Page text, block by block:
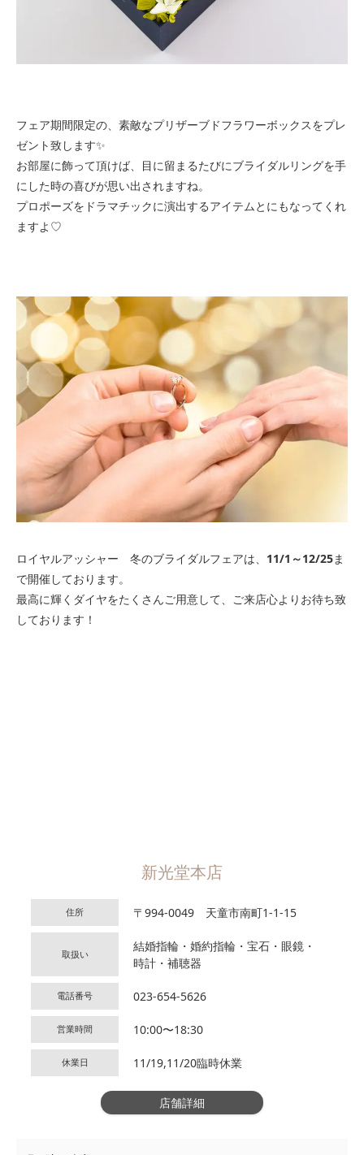
フェア期間限定の、素敵なプリザーブドフラワーボックスをプレ
ゼント致します✨
お部屋に飾って頂けば、目に留まるたびにブライダルリングを手
にした時の喜びが思い出されますね。
プロポーズをドラマチックに演出するアイテムとにもなってくれ
ますよ♡
ロイヤルアッシャー 冬のブライダルフェアは、 11/1～12/25ま
で開催しております。
最高に輝くダイヤをたくさんご用意して、ご来店心よりお待ち致
しております！
新光堂本店
住所 〒994-0049 天童市南町1-1-15
取扱い
結婚指輪・婚約指輪・宝石・眼鏡・
時計・補聴器
電話番号 023-654-5626
営業時間 10:00〜18:30
休業日 11/19,11/20臨時休業
店舗詳細